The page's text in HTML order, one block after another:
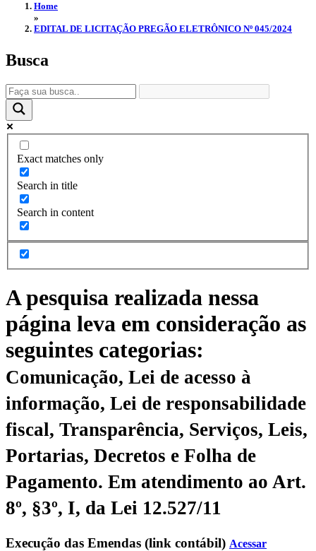
Home
»
EDITAL DE LICITAÇÃO PREGÃO ELETRÔNICO Nº 045/2024
Busca
Exact matches only
Search in title
Search in content
A pesquisa realizada nessa
página leva em consideração as
seguintes categorias:
Comunicação, Lei de acesso à
informação, Lei de responsabilidade
fiscal, Transparência, Serviços, Leis,
Portarias, Decretos e Folha de
Pagamento. Em atendimento ao Art.
8º, §3º, I, da Lei 12.527/11
Execução das Emendas (link contábil) Acessar